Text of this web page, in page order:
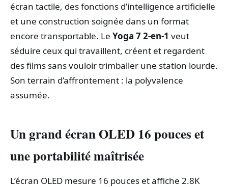
écran tactile, des fonctions d’intelligence artificielle
et une construction soignée dans un format
encore transportable. Le Yoga 7 2-en-1 veut
séduire ceux qui travaillent, créent et regardent
des films sans vouloir trimballer une station lourde.
Son terrain d’affrontement : la polyvalence
assumée.
Un grand écran OLED 16 pouces et
une portabilité maîtrisée
L’écran OLED mesure 16 pouces et affiche 2.8K